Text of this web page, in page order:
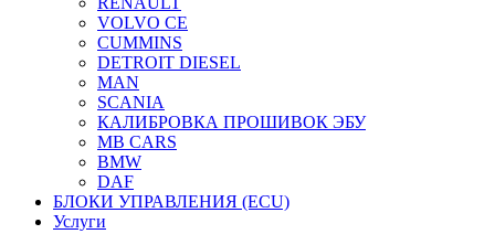
VOLVO CE
CUMMINS
DETROIT DIESEL
MAN
SCANIA
КАЛИБРОВКА ПРОШИВОК ЭБУ
MB CARS
BMW
DAF
БЛОКИ УПРАВЛЕНИЯ (ECU)
Услуги